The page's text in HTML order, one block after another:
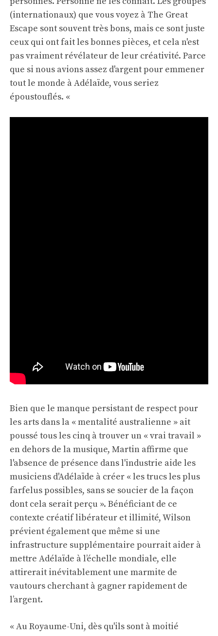
(internationaux) que vous voyez à The Great
Escape sont souvent très bons, mais ce sont juste
ceux qui ont fait les bonnes pièces, et cela n'est
pas vraiment révélateur de leur créativité. Parce
que si nous avions assez d'argent pour emmener
tout le monde à Adélaïde, vous seriez
époustouflés. «
Bien que le manque persistant de respect pour
les arts dans la « mentalité australienne » ait
poussé tous les cinq à trouver un « vrai travail »
en dehors de la musique, Martin affirme que
l'absence de présence dans l'industrie aide les
musiciens d'Adélaïde à créer « les trucs les plus
farfelus possibles, sans se soucier de la façon
dont cela serait perçu ». Bénéficiant de ce
contexte créatif libérateur et illimité, Wilson
prévient également que même si une
infrastructure supplémentaire pourrait aider à
mettre Adélaïde à l’échelle mondiale, elle
attirerait inévitablement une marmite de
vautours cherchant à gagner rapidement de
l’argent.
« Au Royaume-Uni, dès qu'ils sont à moitié